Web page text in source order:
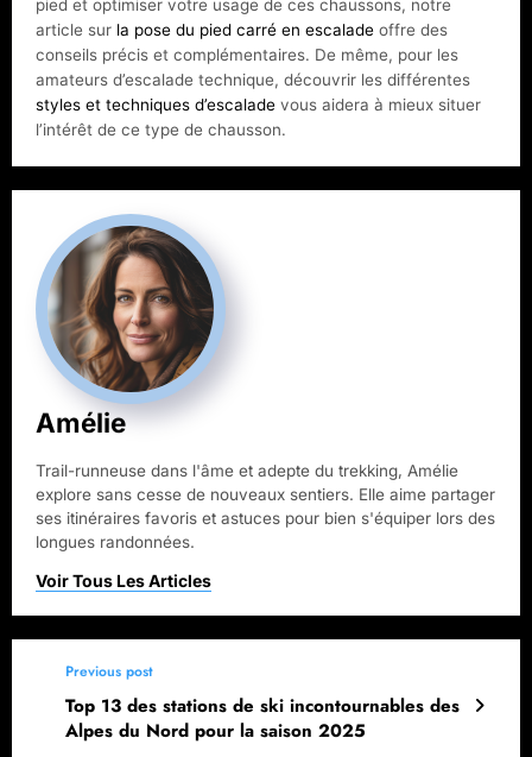
pied et optimiser votre usage de ces chaussons, notre
article sur la pose du pied carré en escalade offre des
conseils précis et complémentaires. De même, pour les
amateurs d’escalade technique, découvrir les différentes
styles et techniques d’escalade vous aidera à mieux situer
l’intérêt de ce type de chausson.
Amélie
Trail-runneuse dans l'âme et adepte du trekking, Amélie
explore sans cesse de nouveaux sentiers. Elle aime partager
ses itinéraires favoris et astuces pour bien s'équiper lors des
longues randonnées.
Previous post
Top 13 des stations de ski incontournables des
Alpes du Nord pour la saison 2025